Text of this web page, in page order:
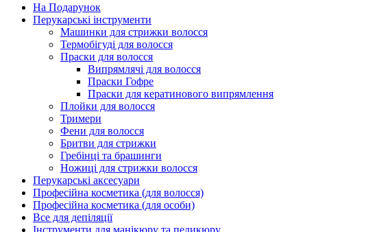
На Подарунок
Перукарські інструменти
Машинки для стрижки волосся
Термобігуді для волосся
Праски для волосся
Випрямлячі для волосся
Праски Гофре
Праски для кератинового випрямлення
Плойки для волосся
Тримери
Фени для волосся
Бритви для стрижки
Гребінці та брашинги
Ножиці для стрижки волосся
Перукарські аксесуари
Професійна косметика (для волосся)
Професійна косметика (для особи)
Все для депіляції
Інструменти для манікюру та педикюру